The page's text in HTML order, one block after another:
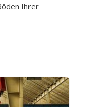
Ihrer